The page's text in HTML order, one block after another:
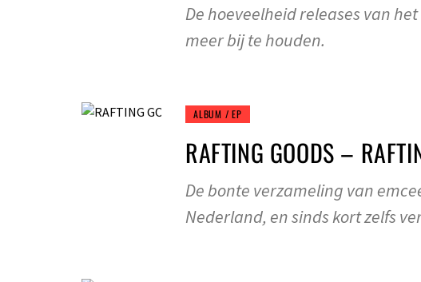
De hoeveelheid releases van
meer bij te houden.
ALBUM / EP
RAFTING GOODS –
De bonte verzameling van
Nederland, en sinds kort zelfs